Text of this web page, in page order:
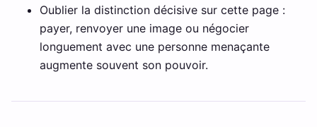
Oublier la distinction décisive sur cette page :
payer, renvoyer une image ou négocier
longuement avec une personne menaçante
augmente souvent son pouvoir.